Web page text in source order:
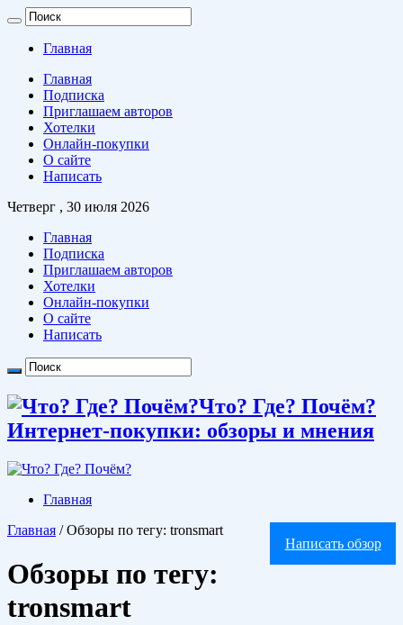
Главная
Главная
Подписка
Приглашаем авторов
Хотелки
Онлайн-покупки
О сайте
Написать
Четверг , 30 июля 2026
Главная
Подписка
Приглашаем авторов
Хотелки
Онлайн-покупки
О сайте
Написать
Что? Где? Почём?
Интернет-покупки: обзоры и мнения
Главная
Написать обзор
Главная / Обзоры по тегу: tronsmart
Обзоры по тегу:
tronsmart